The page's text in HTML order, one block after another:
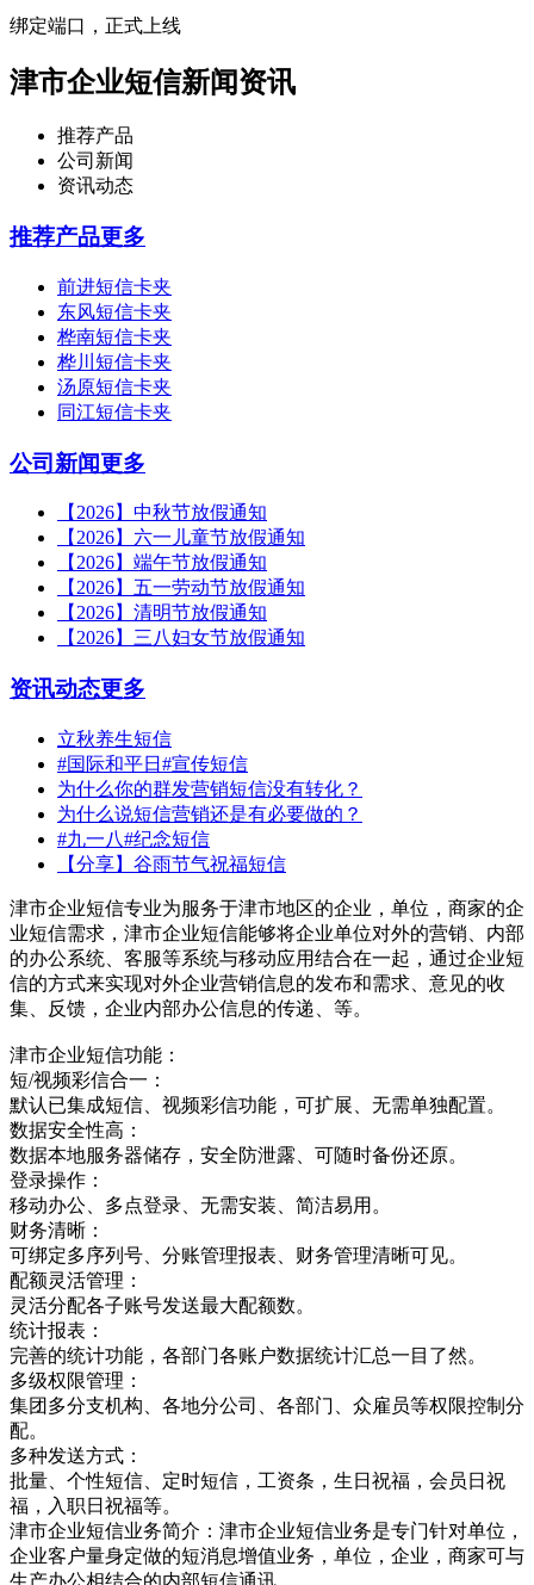
绑定端口，正式上线
津市企业短信新闻资讯
推荐产品
公司新闻
资讯动态
推荐产品更多
前进短信卡夹
东风短信卡夹
桦南短信卡夹
桦川短信卡夹
汤原短信卡夹
同江短信卡夹
公司新闻更多
【2026】中秋节放假通知
【2026】六一儿童节放假通知
【2026】端午节放假通知
【2026】五一劳动节放假通知
【2026】清明节放假通知
【2026】三八妇女节放假通知
资讯动态更多
立秋养生短信
#国际和平日#宣传短信
为什么你的群发营销短信没有转化？
为什么说短信营销还是有必要做的？
#九一八#纪念短信
【分享】谷雨节气祝福短信
津市企业短信专业为服务于津市地区的企业，单位，商家的企
业短信需求，津市企业短信能够将企业单位对外的营销、内部
的办公系统、客服等系统与移动应用结合在一起，通过企业短
信的方式来实现对外企业营销信息的发布和需求、意见的收
集、反馈，企业内部办公信息的传递、等。
津市企业短信功能：
短/视频彩信合一：
默认已集成短信、视频彩信功能，可扩展、无需单独配置。
数据安全性高：
数据本地服务器储存，安全防泄露、可随时备份还原。
登录操作：
移动办公、多点登录、无需安装、简洁易用。
财务清晰：
可绑定多序列号、分账管理报表、财务管理清晰可见。
配额灵活管理：
灵活分配各子账号发送最大配额数。
统计报表：
完善的统计功能，各部门各账户数据统计汇总一目了然。
多级权限管理：
集团多分支机构、各地分公司、各部门、众雇员等权限控制分
配。
多种发送方式：
批量、个性短信、定时短信，工资条，生日祝福，会员日祝
福，入职日祝福等。
津市企业短信业务简介：津市企业短信业务是专门针对单位，
企业客户量身定做的短消息增值业务，单位，企业，商家可与
生产办公相结合的内部短信通讯，